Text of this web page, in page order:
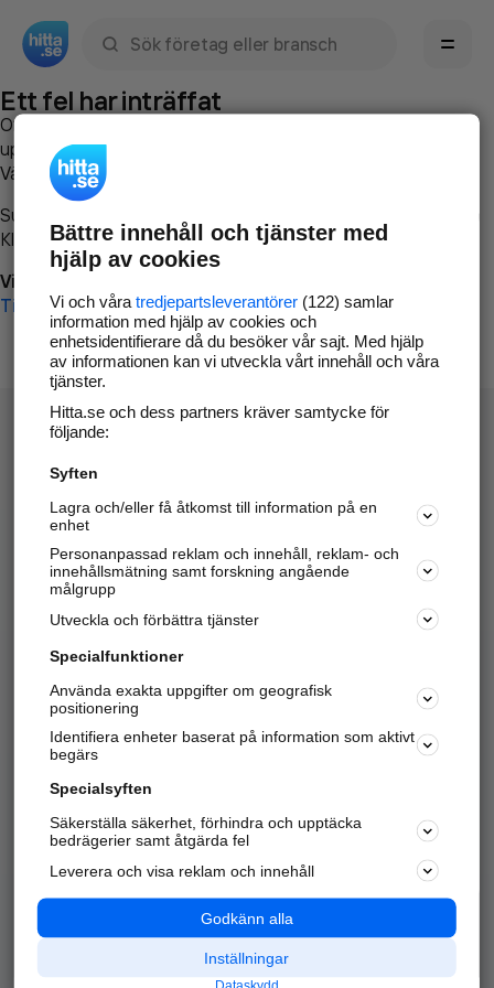
Ett fel har inträffat
Om du vill kan du
uppstod så att vi lättare och snabbare kan avhjälpa det.
Vänligen försök med följande:
Surfa till
Klicka påTillbaka-knappen i webbläsaren och försök igen
Vi beklagar besväret!
Till startsidan
Hitta.se - Gratis nummerupplysning.
Sök företag, personer och platser.
Hitta telefonnummer, adresser, företagsinfo mm.
Marknadsför företaget
Kom igång och annonsera mot
samarbetspartners nära dig.
Alla kategorier
Populära sökningar
API & Kartor
Annonsera
Integritet
Nödnummer
Bättre innehåll och tjänster med
hjälp av cookies
Vi och våra tredjepartsleverantörer(122) samlar
information med hjälp av cookies och
enhetsidentifierare då du besöker vår sajt. Med hjälp
av informationen kan vi utveckla vårt innehåll och våra
tjänster.
Hitta.se och dess partners kräver samtycke för
följande:
Syften
Lagra och/eller få åtkomst till information på en
enhet
Personanpassad reklam och innehåll, reklam- och
innehållsmätning samt forskning angående
målgrupp
Utveckla och förbättra tjänster
Specialfunktioner
Använda exakta uppgifter om geografisk
positionering
Identifiera enheter baserat på information som aktivt
begärs
Specialsyften
Säkerställa säkerhet, förhindra och upptäcka
bedrägerier samt åtgärda fel
Leverera och visa reklam och innehåll
Godkänn alla
Inställningar
Dataskydd